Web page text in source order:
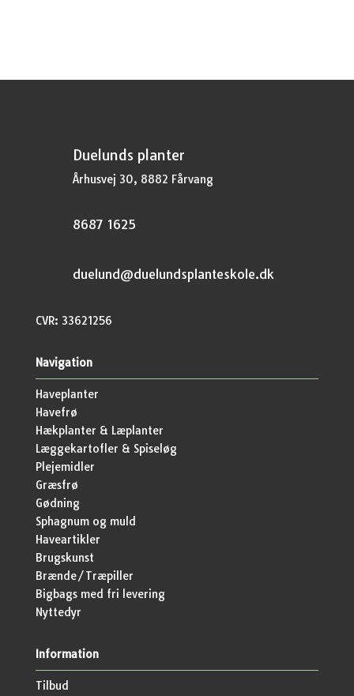
Duelunds planter
Århusvej 30, 8882 Fårvang
8687 1625
duelund@duelundsplanteskole.dk
CVR: 33621256
Navigation
Haveplanter
Havefrø
Hækplanter & Læplanter
Læggekartofler & Spiseløg
Plejemidler
Græsfrø
Gødning
Sphagnum og muld
Haveartikler
Brugskunst
Brænde/Træpiller
Bigbags med fri levering
Nyttedyr
Information
Tilbud